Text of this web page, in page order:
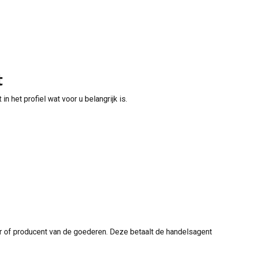
het profiel wat voor u belangrijk is.
producent van de goederen. Deze betaalt de handelsagent